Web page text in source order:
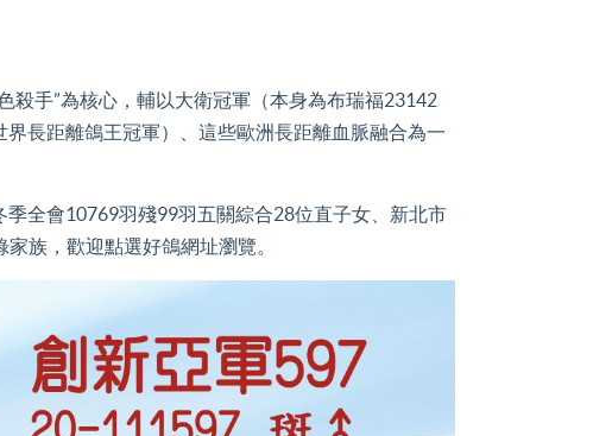
手”為核心，輔以大衛冠軍（本身為布瑞福23142
長距離鴿王冠軍）、這些歐洲長距離血脈融合為一
全會10769羽殘99羽五關綜合28位直子女、新北市
族，歡迎點選好鴿網址瀏覽。